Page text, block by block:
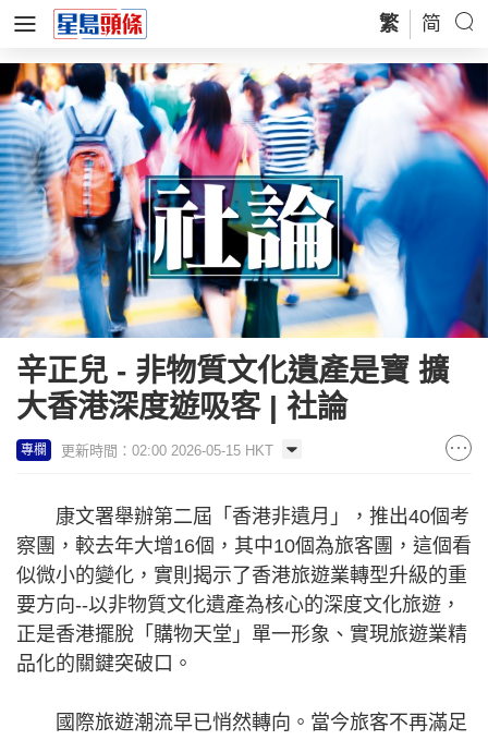
繁 简
辛正兒 - 非物質文化遺產是寶 擴
大香港深度遊吸客 | 社論
專欄 更新時間：02:00 2026-05-15 HKT
康文署舉辦第二屆「香港非遺月」，推出40個考
察團，較去年大增16個，其中10個為旅客團，這個看
似微小的變化，實則揭示了香港旅遊業轉型升級的重
要方向--以非物質文化遺產為核心的深度文化旅遊，
正是香港擺脫「購物天堂」單一形象、實現旅遊業精
品化的關鍵突破口。
國際旅遊潮流早已悄然轉向。當今旅客不再滿足